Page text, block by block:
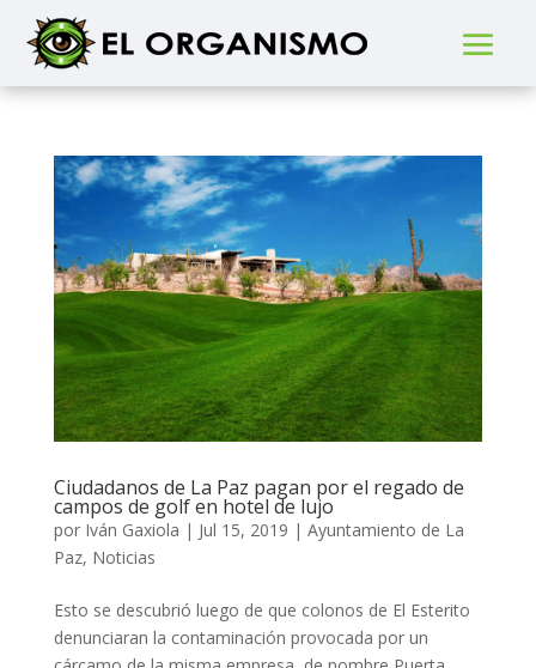
Ciudadanos de La Paz pagan por el regado de
campos de golf en hotel de lujo
por Iván Gaxiola | Jul 15, 2019 | Ayuntamiento de La
Paz, Noticias
Esto se descubrió luego de que colonos de El Esterito
denunciaran la contaminación provocada por un